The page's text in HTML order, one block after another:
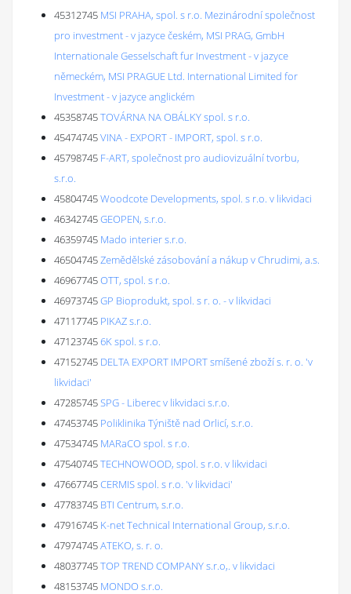
45312745 MSI PRAHA, spol. s r.o. Mezinárodní společnost
pro investment - v jazyce českém, MSI PRAG, GmbH
Internationale Gesselschaft fur Investment - v jazyce
německém, MSI PRAGUE Ltd. International Limited for
Investment - v jazyce anglickém
45358745TOVÁRNA NA OBÁLKY spol. s r.o.
45474745VINA - EXPORT - IMPORT, spol. s r.o.
45798745 F-ART, společnost pro audiovizuální tvorbu,
s.r.o.
45804745Woodcote Developments, spol. s r.o. v likvidaci
46342745GEOPEN, s.r.o.
46359745 Mado interier s.r.o.
46504745Zemědělské zásobování a nákup v Chrudimi, a.s.
46967745OTT, spol. s r.o.
46973745GP Bioprodukt, spol. s r. o. - v likvidaci
47117745 PIKAZ s.r.o.
471237456K spol. s r.o.
47152745 DELTA EXPORT IMPORT smíšené zboží s. r. o. 'v
likvidaci'
47285745SPG - Liberec v likvidaci s.r.o.
47453745 Poliklinika Týniště nad Orlicí, s.r.o.
47534745 MARaCO spol. s r.o.
47540745TECHNOWOOD, spol. s r.o. v likvidaci
47667745CERMIS spol. s r.o. 'v likvidaci'
47783745 BTI Centrum, s.r.o.
47916745 K-net Technical International Group, s.r.o.
47974745ATEKO, s. r. o.
48037745TOP TREND COMPANY s.r.o,. v likvidaci
48153745 MONDO s.r.o.